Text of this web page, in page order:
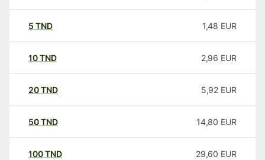
5 TND 1,48 EUR
10TND 2,96 EUR
20TND 5,92 EUR
50TND 14,80 EUR
100TND 29,60 EUR